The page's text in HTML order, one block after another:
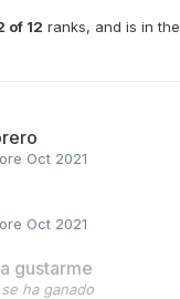
of 12 ranks, and is in the
Oct 2021
Oct 2021
gustarme
ha ganado